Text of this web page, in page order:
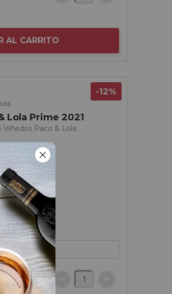
AL CARRITO
Lola Prime 2021
Viñedos Paco & Lola
-12%